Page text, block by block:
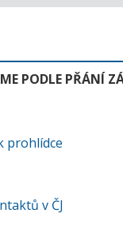
PODLE PŘÁNÍ
prohlídce
v ČJ